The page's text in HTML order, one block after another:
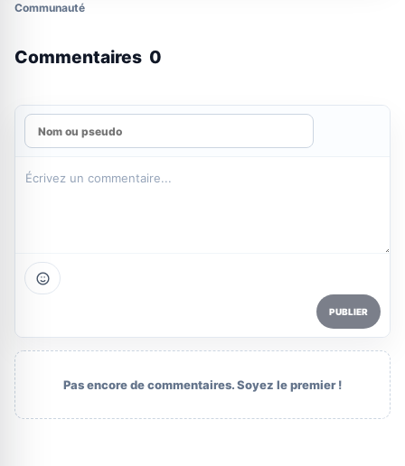
Communauté
Commentaires 0
PUBLIER
Pas encore de commentaires. Soyez le premier !